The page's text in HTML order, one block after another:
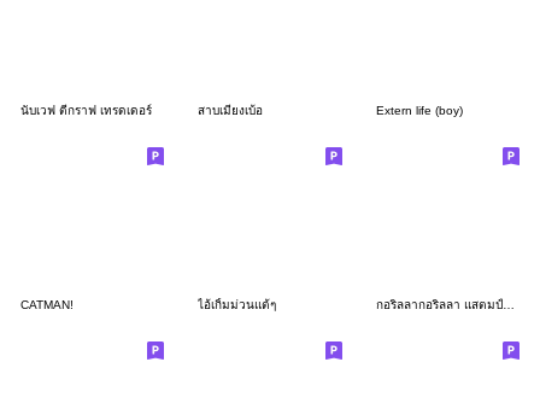
นับเวฟ ตีกราฟ เทรดเดอร์ สาบเมียงเบ้อ Extern life (boy)
CATMAN! ไอ้เกิ้มม่วนแต้ๆ